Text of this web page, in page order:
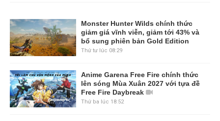
Monster Hunter Wilds chính thức
giảm giá vĩnh viễn, giảm tới 43% và
bổ sung phiên bản Gold Edition
Thứ tư lúc 08:29
Anime Garena Free Fire chính thức
lên sóng Mùa Xuân 2027 với tựa đề
Free Fire Daybreak
Thứ ba lúc 18:52